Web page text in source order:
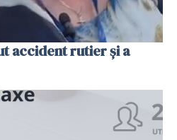
accident rutier și a